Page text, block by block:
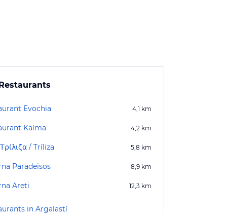
Evochia 4,1 km
Kalma 4,2 km
/ Tríliza 5,8 km
Paradeisos 8,9 km
Areti 12,3 km
in Argalastí